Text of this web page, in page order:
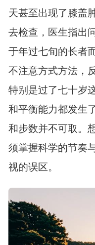
天甚至出现了膝盖
去检查，医生指出
于年过七旬的长者
不注意方式方法，
特别是过了七十岁
和平衡能力都发生
和步数并不可取。
须掌握科学的节奏
视的误区。